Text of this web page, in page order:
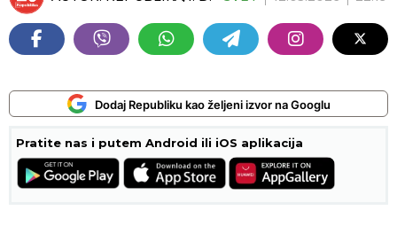
Dodaj Republiku kao željeni izvor na Googlu
Pratite nas i putem Android ili iOS aplikacija